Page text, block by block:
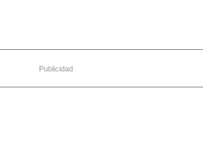
Publicidad